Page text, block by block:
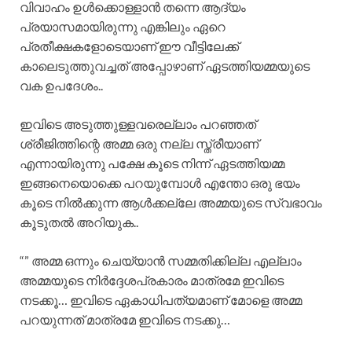
വിവാഹം ഉൾക്കൊള്ളാൻ തന്നെ ആദ്യം
പ്രയാസമായിരുന്നു എങ്കിലും ഏറെ
പ്രതീക്ഷകളോടെയാണ് ഈ വീട്ടിലേക്ക്
കാലെടുത്തുവച്ചത് അപ്പോഴാണ് ഏടത്തിയമ്മയുടെ
വക ഉപദേശം..
ഇവിടെ അടുത്തുള്ളവരെല്ലാം പറഞ്ഞത്
ശ്രീജിത്തിന്റെ അമ്മ ഒരു നല്ല സ്ത്രീയാണ്
എന്നായിരുന്നു പക്ഷേ കൂടെ നിന്ന് ഏടത്തിയമ്മ
ഇങ്ങനെയൊക്കെ പറയുമ്പോൾ എന്തോ ഒരു ഭയം
കൂടെ നിൽക്കുന്ന ആൾക്കല്ലേ അമ്മയുടെ സ്വഭാവം
കൂടുതൽ അറിയുക..
“” അമ്മ ഒന്നും ചെയ്യാൻ സമ്മതിക്കില്ല എല്ലാം
അമ്മയുടെ നിർദ്ദേശപ്രകാരം മാത്രമേ ഇവിടെ
നടക്കൂ… ഇവിടെ ഏകാധിപത്യമാണ് മോളെ അമ്മ
പറയുന്നത് മാത്രമേ ഇവിടെ നടക്കു…